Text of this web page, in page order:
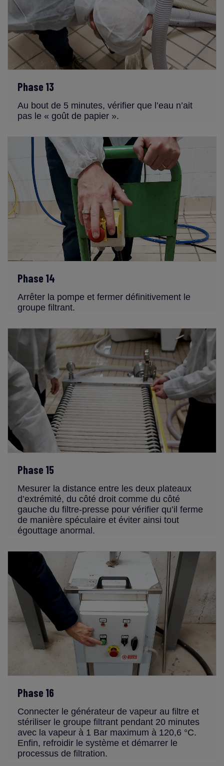
Phase 13
Au bout de 5 minutes, vérifier que l’eau n’ait
pas le « goût de papier ».
Phase 14
Arrêter la pompe et fermer définitivement le
groupe filtrant.
Phase 15
Mesurer la distance entre les deux plateaux
d’extrémité, du côté droit comme du côté
gauche du filtre-presse pour vérifier qu’il ferme
de manière spéculaire et éviter ainsi tout
égouttage anormal.
Phase 16
Connecter le générateur de vapeur au filtre et
stériliser le groupe filtrant pendant 20 minutes
avec la vapeur à 1 Bar maximum à 120,6 °C.
Enfin, refroidir le système et démarrer le
processus de filtration.